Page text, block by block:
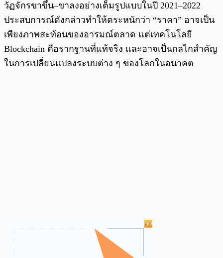
วัฏจักรขาขึ้น–ขาลงอย่างเต็มรูปแบบในปี 2021–2022
ประสบการณ์ดังกล่าวทำให้ตระหนักว่า “ราคา” อาจเป็น
เพียงภาพสะท้อนของอารมณ์ตลาด แต่เทคโนโลยี
Blockchain คือรากฐานที่แท้จริง และอาจเป็นกลไกสำคัญ
ในการเปลี่ยนแปลงระบบต่าง ๆ ของโลกในอนาคต